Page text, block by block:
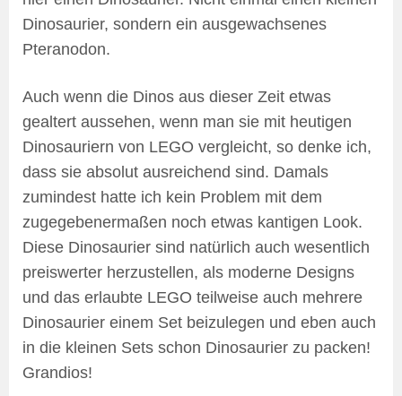
Dinosaurier, sondern ein ausgewachsenes
Pteranodon.
Auch wenn die Dinos aus dieser Zeit etwas
gealtert aussehen, wenn man sie mit heutigen
Dinosauriern von LEGO vergleicht, so denke ich,
dass sie absolut ausreichend sind. Damals
zumindest hatte ich kein Problem mit dem
zugegebenermaßen noch etwas kantigen Look.
Diese Dinosaurier sind natürlich auch wesentlich
preiswerter herzustellen, als moderne Designs
und das erlaubte LEGO teilweise auch mehrere
Dinosaurier einem Set beizulegen und eben auch
in die kleinen Sets schon Dinosaurier zu packen!
Grandios!